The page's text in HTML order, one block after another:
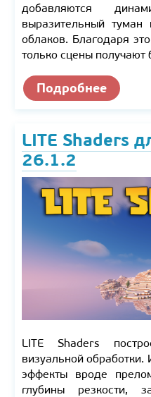
добавляются
выразительный
облаков. Благодаря
только сцены получают
Подробнее
LITE Shaders
26.1.2
LITE Shaders
визуальной
эффекты вроде
глубины резкости,